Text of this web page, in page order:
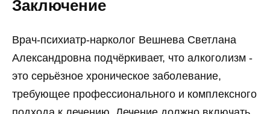
Заключение
Врач-психиатр-нарколог Вешнева Светлана
Александровна подчёркивает, что алкоголизм -
это серьёзное хроническое заболевание,
требующее профессионального и комплексного